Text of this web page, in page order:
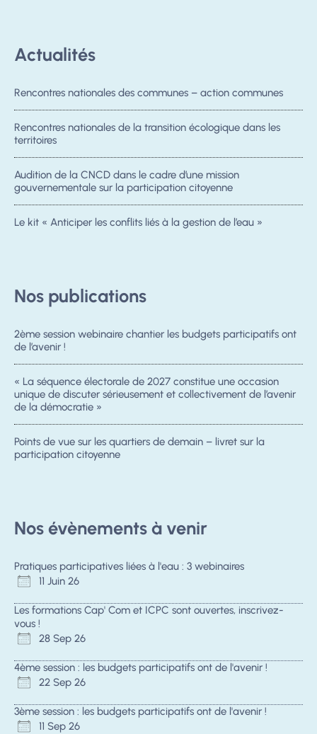
Actualités
Rencontres nationales des communes – action communes
Rencontres nationales de la transition écologique dans les
territoires
Audition de la CNCD dans le cadre d’une mission
gouvernementale sur la participation citoyenne
Le kit « Anticiper les conflits liés à la gestion de l’eau »
Nos publications
2ème session webinaire chantier les budgets participatifs ont
de l’avenir !
« La séquence électorale de 2027 constitue une occasion
unique de discuter sérieusement et collectivement de l’avenir
de la démocratie »
Points de vue sur les quartiers de demain – livret sur la
participation citoyenne
Nos évènements à venir
Pratiques participatives liées à l'eau : 3 webinaires
11 Juin 26
Les formations Cap' Com et ICPC sont ouvertes, inscrivez-
vous !
28 Sep 26
4ème session : les budgets participatifs ont de l'avenir !
22 Sep 26
3ème session : les budgets participatifs ont de l'avenir !
11 Sep 26